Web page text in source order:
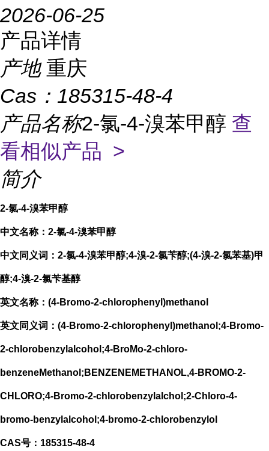
2026-06-25
产品详情
产地 重庆
Cas： 185315-48-4
产品名称2-氯-4-溴苯甲醇 查
看相似产品 >
简介
2-氯-4-溴苯甲醇
中文名称：2-氯-4-溴苯甲醇
中文同义词：2-氯-4-溴苯甲醇;4-溴-2-氯苄醇;(4-溴-2-氯苯基)甲
醇;4-溴-2-氯苄基醇
英文名称：(4-Bromo-2-chlorophenyl)methanol
英文同义词：(4-Bromo-2-chlorophenyl)methanol;4-Bromo-
2-chlorobenzylalcohol;4-BroMo-2-chloro-
benzeneMethanol;BENZENEMETHANOL,4-BROMO-2-
CHLORO;4-Bromo-2-chlorobenzylalchol;2-Chloro-4-
bromo-benzylalcohol;4-bromo-2-chlorobenzylol
CAS号：185315-48-4